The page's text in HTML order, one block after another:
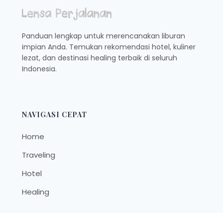
HOTEL
SEMARANG
Panduan lengkap untuk merencanakan liburan
impian Anda. Temukan rekomendasi hotel, kuliner
lezat, dan destinasi healing terbaik di seluruh
Indonesia.
NAVIGASI CEPAT
Home
Traveling
Hotel
Healing